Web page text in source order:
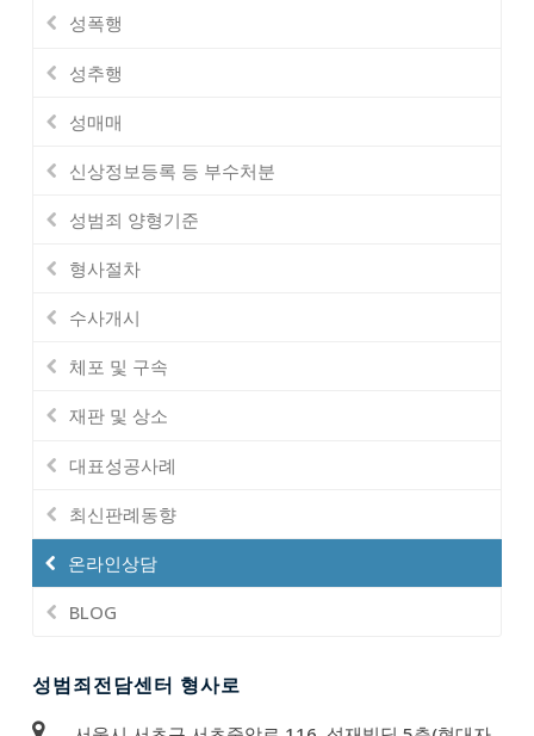
성폭행
성추행
성매매
신상정보등록 등 부수처분
성범죄 양형기준
형사절차
수사개시
체포 및 구속
재판 및 상소
대표성공사례
최신판례동향
온라인상담
BLOG
성범죄전담센터 형사로